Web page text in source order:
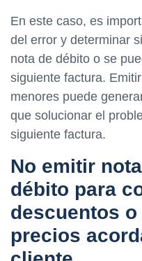
En este caso, es
del error y determinar
nota de débito o se
siguiente factura.
menores puede
que solucionar el
siguiente factura.
No emitir
débito para
descuentos
precios